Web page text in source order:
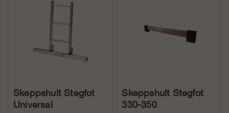
Skeppshult Stegfot
Universal
Skeppshult Stegfot
330-350